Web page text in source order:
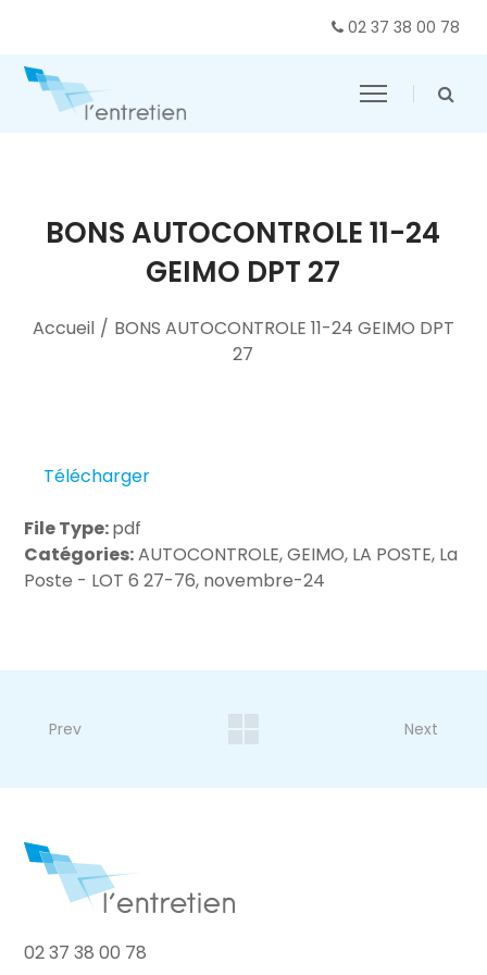
02 37 38 00 78
BONS AUTOCONTROLE 11-24
GEIMO DPT 27
Accueil / BONS AUTOCONTROLE 11-24 GEIMO DPT
27
Télécharger
File Type:pdf
Catégories:AUTOCONTROLE, GEIMO, LA POSTE, La
Poste - LOT 6 27-76, novembre-24
Prev Next
02 37 38 00 78